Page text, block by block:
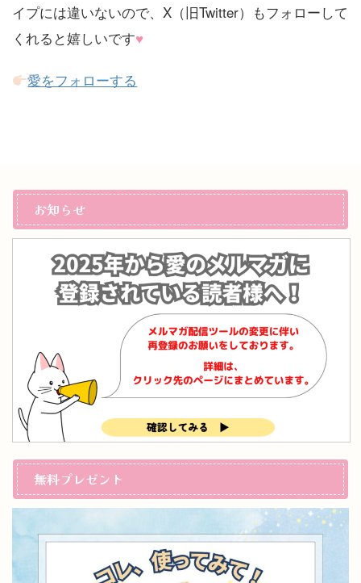
イプには違いないので、X（旧Twitter）もフォローして
くれると嬉しいです♥
愛をフォローする
お知らせ
無料プレゼント